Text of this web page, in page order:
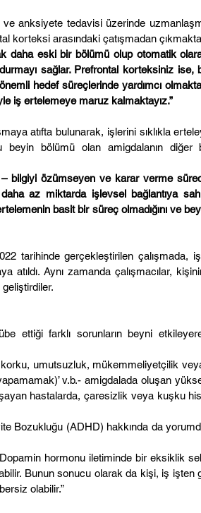
anksiyete tedavisi üzerinde
arasındaki çatışmadan
daha eski bir bölümü olup otomatik
sağlar. Prefrontal korteksiniz ise,
hedef süreçlerinde yardımcı
iş ertelemeye maruz kalmaktayız.”
atıfta bulunarak, işlerini sıklıkla
beyin bölümü olan amigdalanın
– bilgiyi özümseyen ve karar verme
az miktarda işlevsel bağlantıya
basit bir süreç olmadığını ve
tarihinde gerçekleştirilen çalışmada,
atıldı. Aynı zamanda çalışmacılar,
geliştirdiler.
ettiği farklı sorunların beyni
umutsuzluk, mükemmeliyetçilik
v.b.- amigdalada oluşan
hastalarda, çaresizlik veya kuşku
Bozukluğu (ADHD) hakkında da
hormonu iletiminde bir eksiklik
Bunun sonucu olarak da kişi, iş işten
olabilir.”